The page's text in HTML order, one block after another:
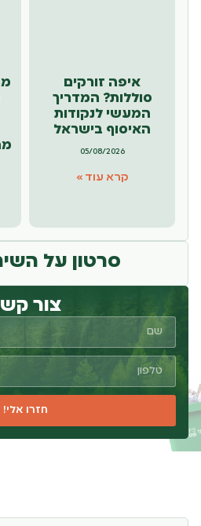
איפה זורקים
סוללות? המדריך
המעשי לנקודות
האיסוף בישראל
05/08/2026
קרא עוד »
סרטון על
צור
חזרו אלי!